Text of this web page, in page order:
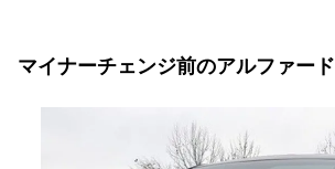
マイナーチェンジ前のアルファード